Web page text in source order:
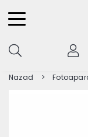
Nazad